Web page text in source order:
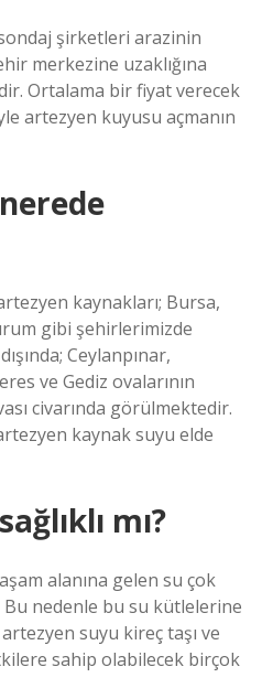
şirketleri arazinin
merkezine uzaklığına
Ortalama bir fiyat verecek
artezyen kuyusu açmanın
kaynakları; Bursa,
gibi şehirlerimizde
Ceylanpınar,
ve Gediz ovalarının
civarında görülmektedir.
kaynak suyu elde
mı?
alanına gelen su çok
nedenle bu su kütlelerine
suyu kireç taşı ve
sahip olabilecek birçok